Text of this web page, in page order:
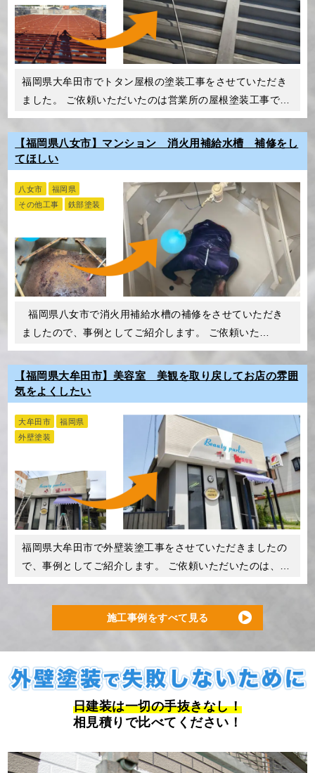
福岡県大牟田市でトタン屋根の塗装工事をさせていただき
ました。 ご依頼いただいたのは営業所の屋根塗装工事で
す。 こ…
【福岡県八女市】マンション 消火用補給水槽 補修をし
てほしい
八女市
福岡県
その他工事
鉄部塗装
福岡県八女市で消火用補給水槽の補修をさせていただき
ましたので、事例としてご紹介します。 ご依頼いた…
【福岡県大牟田市】美容室 美観を取り戻してお店の雰囲
気をよくしたい
大牟田市
福岡県
外壁塗装
福岡県大牟田市で外壁装塗工事をさせていただきましたの
で、事例としてご紹介します。 ご依頼いただいたのは、美
容室の…
施工事例をすべて見る
日建装は一切の手抜きなし！
相見積りで比べてください！